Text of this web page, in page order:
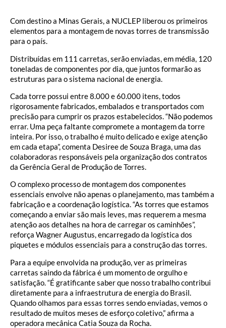
Com destino a Minas Gerais, a NUCLEP liberou os primeiros
elementos para a montagem de novas torres de transmissão
para o país.
Distribuídas em 111 carretas, serão enviadas, em média, 120
toneladas de componentes por dia, que juntos formarão as
estruturas para o sistema nacional de energia.
Cada torre possui entre 8.000 e 60.000 itens, todos
rigorosamente fabricados, embalados e transportados com
precisão para cumprir os prazos estabelecidos. “Não podemos
errar. Uma peça faltante compromete a montagem da torre
inteira. Por isso, o trabalho é muito delicado e exige atenção
em cada etapa”, comenta Desiree de Souza Braga, uma das
colaboradoras responsáveis pela organização dos contratos
da Gerência Geral de Produção de Torres.
O complexo processo de montagem dos componentes
essenciais envolve não apenas o planejamento, mas também a
fabricação e a coordenação logística. “As torres que estamos
começando a enviar são mais leves, mas requerem a mesma
atenção aos detalhes na hora de carregar os caminhões”,
reforça Wagner Augustus, encarregado da logística dos
piquetes e módulos essenciais para a construção das torres.
Para a equipe envolvida na produção, ver as primeiras
carretas saindo da fábrica é um momento de orgulho e
satisfação. “É gratificante saber que nosso trabalho contribui
diretamente para a infraestrutura de energia do Brasil.
Quando olhamos para essas torres sendo enviadas, vemos o
resultado de muitos meses de esforço coletivo,” afirma a
operadora mecânica Catia Souza da Rocha.